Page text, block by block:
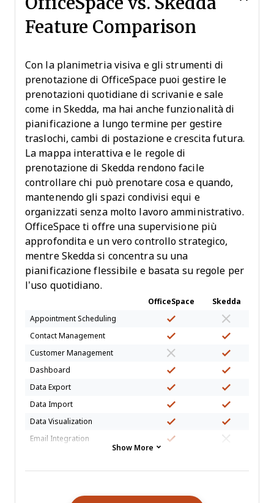
Feature Comparison
Con la planimetria visiva e gli strumenti di
prenotazione di OfficeSpace puoi gestire le
prenotazioni quotidiane di scrivanie e sale
come in Skedda, ma hai anche funzionalità di
pianificazione a lungo termine per gestire
traslochi, cambi di postazione e crescita futura.
La mappa interattiva e le regole di
prenotazione di Skedda rendono facile
controllare chi può prenotare cosa e quando,
mantenendo gli spazi condivisi equi e
organizzati senza molto lavoro amministrativo.
OfficeSpace ti offre una supervisione più
approfondita e un vero controllo strategico,
mentre Skedda si concentra su una
pianificazione flessibile e basata su regole per
l’uso quotidiano.
OfficeSpace
Skedda
Appointment Scheduling
Contact Management
Customer Management
Dashboard
Data Export
Data Import
Data Visualization
Email Integration
Forecasting
Show More